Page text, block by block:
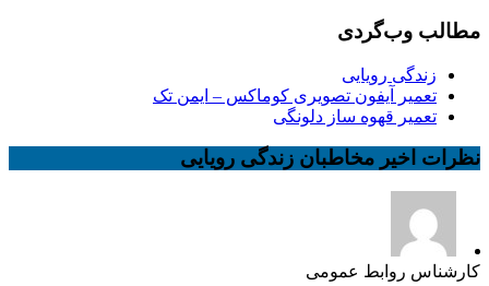
مطالب وب‌گردی
زندگی رویایی
تعمیر آیفون تصویری کوماکس – ایمن تک
تعمیر قهوه ساز دلونگی
نظرات اخیر مخاطبان زندگی رویایی
کارشناس روابط عمومی